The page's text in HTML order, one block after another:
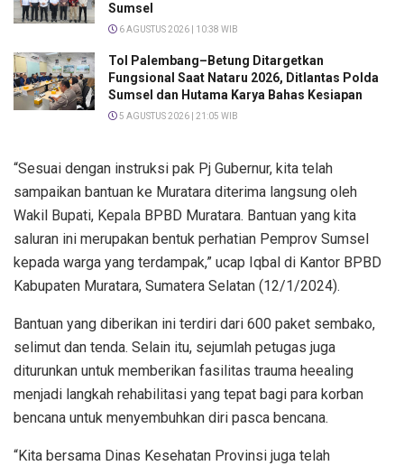
Sumsel
6 AGUSTUS 2026 | 10:38 WIB
Tol Palembang–Betung Ditargetkan
Fungsional Saat Nataru 2026, Ditlantas Polda
Sumsel dan Hutama Karya Bahas Kesiapan
5 AGUSTUS 2026 | 21:05 WIB
“Sesuai dengan instruksi pak Pj Gubernur, kita telah
sampaikan bantuan ke Muratara diterima langsung oleh
Wakil Bupati, Kepala BPBD Muratara. Bantuan yang kita
saluran ini merupakan bentuk perhatian Pemprov Sumsel
kepada warga yang terdampak,” ucap Iqbal di Kantor BPBD
Kabupaten Muratara, Sumatera Selatan (12/1/2024).
Bantuan yang diberikan ini terdiri dari 600 paket sembako,
selimut dan tenda. Selain itu, sejumlah petugas juga
diturunkan untuk memberikan fasilitas trauma heealing
menjadi langkah rehabilitasi yang tepat bagi para korban
bencana untuk menyembuhkan diri pasca bencana.
“Kita bersama Dinas Kesehatan Provinsi juga telah